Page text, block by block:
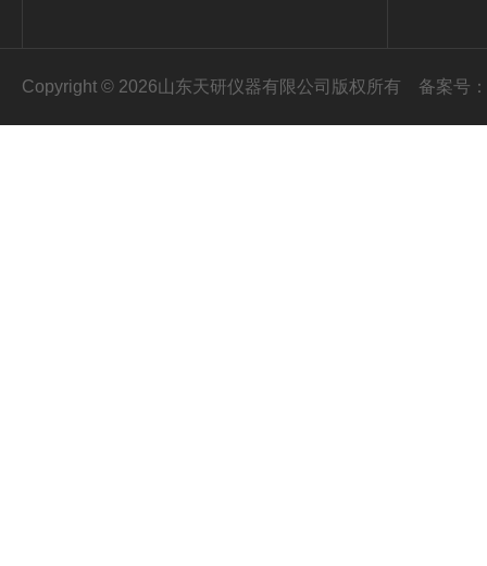
Copyright © 2026山东天研仪器有限公司版权所有 备案号